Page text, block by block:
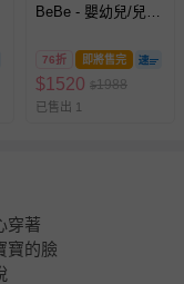
BeBe - 嬰幼兒/兒童
船
76折 即將售完
$1520 $1988
已售出 1
穿著
寶的臉